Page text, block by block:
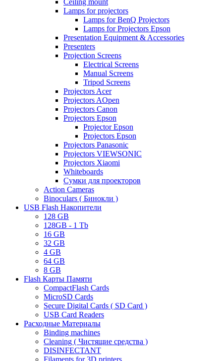
Ceiling mount
Lamps for projectors
Lamps for BenQ Projectors
Lamps for Projectors Epson
Presentation Equipment & Accessories
Presenters
Projection Screens
Electrical Screens
Manual Screens
Tripod Screens
Projectors Acer
Projectors AOpen
Projectors Canon
Projectors Epson
Projector Epson
Projectors Epson
Projectors Panasonic
Projectors VIEWSONIC
Projectors Xiaomi
Whiteboards
Сумки для проекторов
Action Cameras
Binoculars ( Бинокли )
USB Flash Накопители
128 GB
128GB - 1 Tb
16 GB
32 GB
4 GB
64 GB
8 GB
Flash Карты Памяти
CompactFlash Cards
MicroSD Cards
Secure Digital Cards ( SD Card )
USB Card Readers
Расходные Материалы
Binding machines
Cleaning ( Чистящие средства )
DISINFECTANT
Filaments for 3D printers